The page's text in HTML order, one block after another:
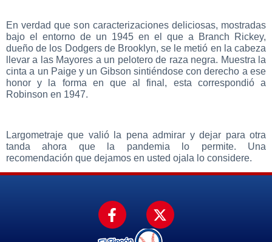
En verdad que son caracterizaciones deliciosas, mostradas
bajo el entorno de un 1945 en el que a Branch Rickey,
dueño de los Dodgers de Brooklyn, se le metió en la cabeza
llevar a las Mayores a un pelotero de raza negra. Muestra la
cinta a un Paige y un Gibson sintiéndose con derecho a ese
honor y la forma en que al final, esta correspondió a
Robinson en 1947.
Largometraje que valió la pena admirar y dejar para otra
tanda ahora que la pandemia lo permite. Una
recomendación que dejamos en usted ojala lo considere.